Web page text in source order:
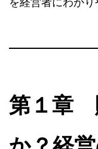
第１章